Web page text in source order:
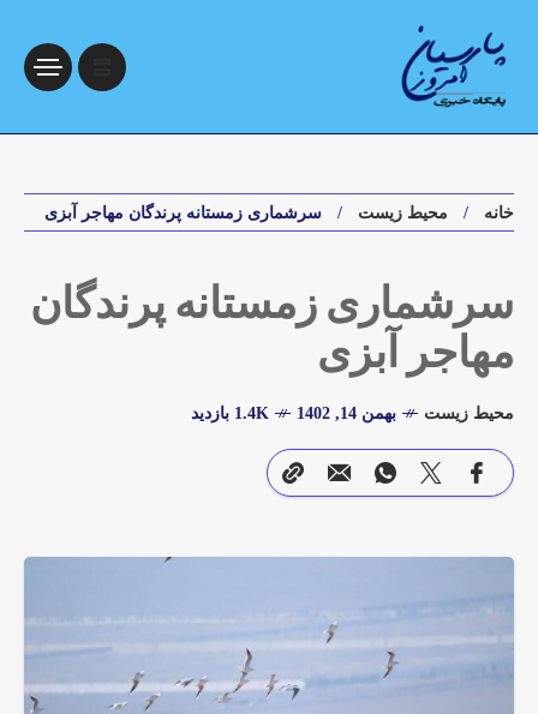
خانه محیط زیست سرشماری زمستانه پرندگان مهاجر آبزی
سرشماری زمستانه پرندگان
مهاجر آبزی
محیط زیست بهمن 14, 1402 1.4K بازدید